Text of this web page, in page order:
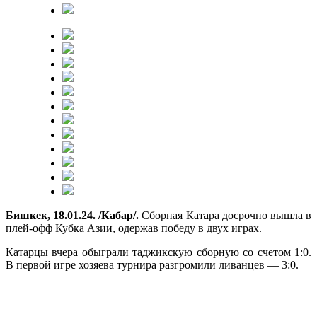
Бишкек, 18.01.24. /Кабар/. Сборная Катара досрочно вышла в
плей-офф Кубка Азии, одержав победу в двух играх.
Катарцы вчера обыграли таджикскую сборную со счетом 1:0.
В первой игре хозяева турнира разгромили ливанцев — 3:0.